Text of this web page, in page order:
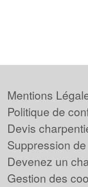
Mentions
Politique de
Devis
Suppression
Devenez un
Gestion des